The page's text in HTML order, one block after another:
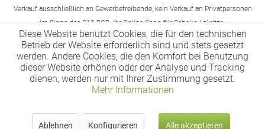
Verkauf ausschließlich an Gewerbetreibende, kein Verkauf an Privatpersonen
im Sinne des §13 BGB. Ihr Online-Shop für Schoko-Lakritze.
Diese Website benutzt Cookies, die für den technischen
Betrieb der Website erforderlich sind und stets gesetzt
werden. Andere Cookies, die den Komfort bei Benutzung
dieser Website erhöhen oder der Analyse und Tracking
dienen, werden nur mit Ihrer Zustimmung gesetzt.
Mehr Informationen
Ablehnen Konfigurieren Alle akzeptieren